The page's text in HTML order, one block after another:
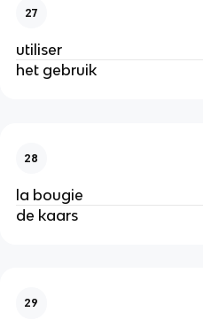
27
utiliser
het gebruik
28
la bougie
de kaars
29